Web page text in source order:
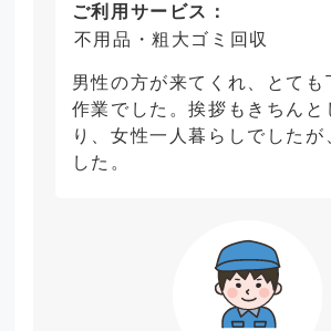
ご利用サービス：
不用品・粗大ゴミ回収
男性の方が来てくれ、とても
作業でした。挨拶もきちんと
り、女性一人暮らしでしたが
した。